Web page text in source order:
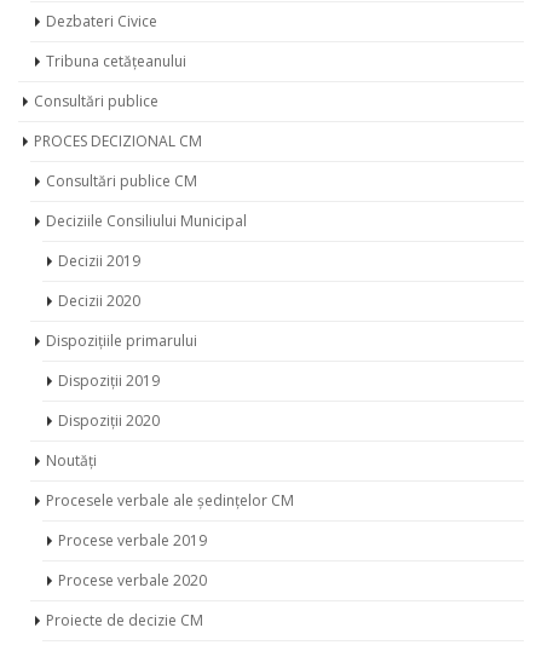
Dezbateri Civice
Tribuna cetățeanului
Consultări publice
PROCES DECIZIONAL CM
Consultări publice CM
Deciziile Consiliului Municipal
Decizii 2019
Decizii 2020
Dispozițiile primarului
Dispoziții 2019
Dispoziții 2020
Noutăți
Procesele verbale ale ședințelor CM
Procese verbale 2019
Procese verbale 2020
Proiecte de decizie CM